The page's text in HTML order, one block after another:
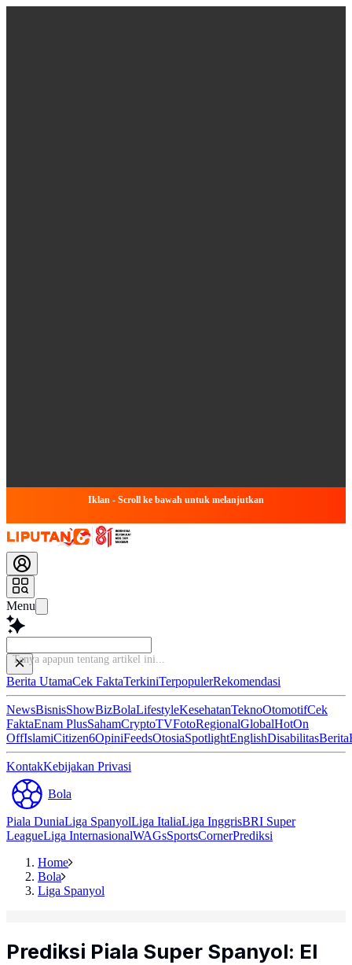
Iklan - Scroll ke bawah untuk melanjutkan
Menu
Ba
Berita UtamaCek FaktaTerkiniTerpopulerRekomendasi
NewsBisnisShowBizBolaLifestyleKesehatanTeknoOtomotifCek
FaktaEnam PlusSahamCryptoTVFotoRegionalGlobalHotOn
OffIslamiCitizen6OpiniFeedsOtosiaSpotlightEnglishDisabilitasBerita
KontakKebijakan Privasi
Bola
Piala DuniaLiga SpanyolLiga ItaliaLiga InggrisBRI Super
LeagueLiga InternasionalWAGsSportsCornerPrediksi
Home
Bola
Liga Spanyol
Prediksi Piala Super Spanyol: El